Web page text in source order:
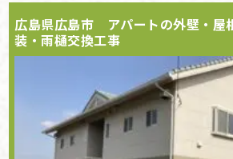
広島県広島市 アパートの外壁・屋
装・雨樋交換工事